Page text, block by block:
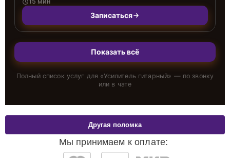
Записаться
Показать всё
Полный список услуг для «Усилитель гитарный» — по звонку
или в чате
Мы принимаем к оплате:
Другая поломка